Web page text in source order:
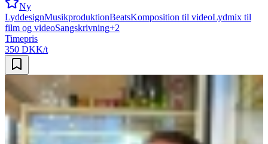
Ny
LyddesignMusikproduktionBeatsKomposition til videoLydmix til
film og videoSangskrivning+2
Timepris
350 DKK/t